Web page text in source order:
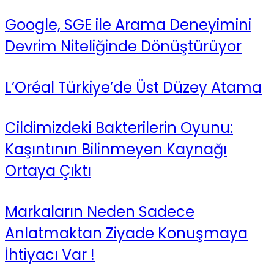
Google, SGE ile Arama Deneyimini
Devrim Niteliğinde Dönüştürüyor
L’Oréal Türkiye’de Üst Düzey Atama
Cildimizdeki Bakterilerin Oyunu:
Kaşıntının Bilinmeyen Kaynağı
Ortaya Çıktı
Markaların Neden Sadece
Anlatmaktan Ziyade Konuşmaya
İhtiyacı Var !